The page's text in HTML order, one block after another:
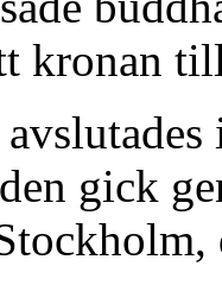
kronan
gick